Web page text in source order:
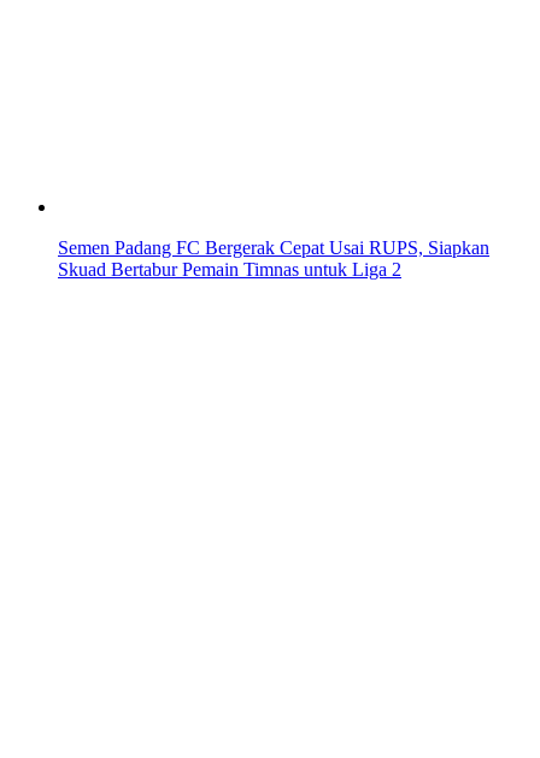
Semen Padang FC Bergerak Cepat Usai RUPS, Siapkan
Skuad Bertabur Pemain Timnas untuk Liga 2